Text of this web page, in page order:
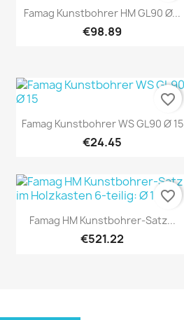
Quick view
Famag Kunstbohrer HM GL90 Ø...
€98.89
Quick view
Famag Kunstbohrer WS GL90 Ø 15
€24.45
favorite_border
Quick view
Famag HM Kunstbohrer-Satz...
€521.22
favorite_border